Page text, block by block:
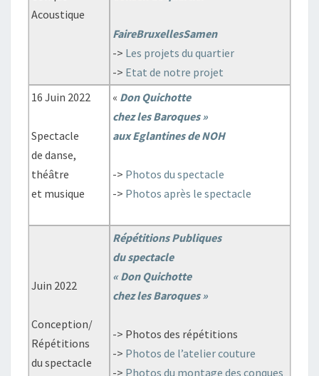
Acoustique
FaireBruxellesSamen
-> Les projets du quartier
-> Etat de notre projet
16 Juin 2022
Spectacle
de danse,
théâtre
et musique
« Don Quichotte
chez les Baroques »
aux Eglantines de NOH
-> Photos du spectacle
-> Photos après le spectacle
Juin 2022
Conception/
Répétitions
du spectacle
Répétitions Publiques
du spectacle
« Don Quichotte
chez les Baroques »
-> Photos des répétitions
-> Photos de l’atelier couture
-> Photos du montage des conques